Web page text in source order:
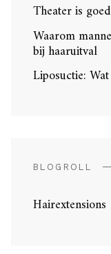
Theater is
Waarom
bij haaruitval
Liposuctie:
BLOGROLL
Hairextensions